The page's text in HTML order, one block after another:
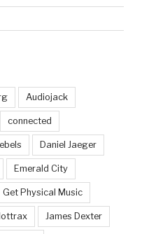
Audiojack
connected
Daniel Jaeger
Emerald City
Get Physical Music
James Dexter